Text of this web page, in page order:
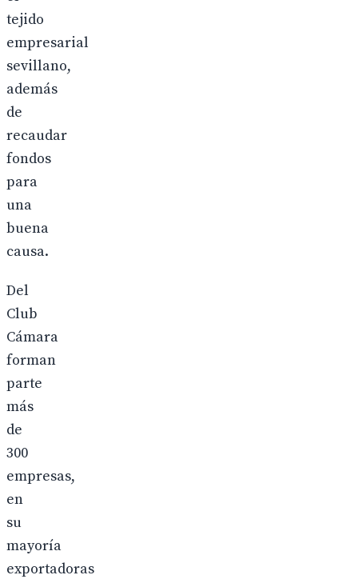
tejido
empresarial
sevillano,
además
de
recaudar
fondos
para
una
buena
causa.
Del
Club
Cámara
forman
parte
más
de
300
empresas,
en
su
mayoría
exportadoras